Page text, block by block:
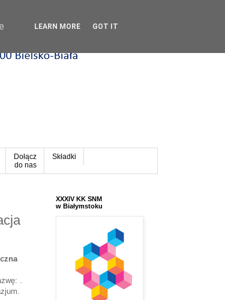
Dołącz
do nas
Składki
.
XXXIV KK SNM
w Białymstoku
LEARN MORE GOT IT